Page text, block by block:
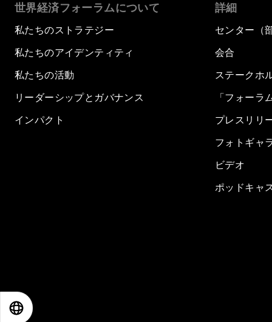
世界経済フォーラムについて
私たちのストラテジー
私たちのアイデンティティ
私たちの活動
リーダーシップとガバナンス
インパクト
詳細
センター（
会合
ステークホ
「フォーラ
プレスリリ
フォトギャ
ビデオ
ポッドキャ